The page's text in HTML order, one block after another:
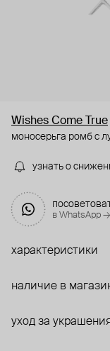
Wishes Come True
моносерьга ромб с
узнать о
в WhatsApp →
характеристики
наличие в
уход за